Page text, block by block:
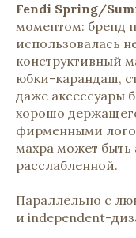
Fendi Spring/
моментом: бренд
использовалась
конструктивный
юбки-карандаш,
даже аксессуары
хорошо
фирменными
махра может быть
расслабленной.
Параллельно с
и independent-